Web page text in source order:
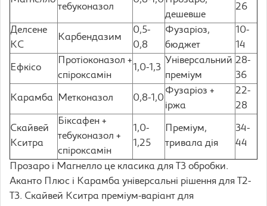
тебуконазол
дешевше
26
Делсене
КС
Карбендазим
0,5-
0,8
Фузаріоз,
бюджет
10-
14
Ефкісо
Протіоконазол +
спіроксамін
1,0-1,3
Універсальний
преміум
28-
36
Карамба Метконазол 0,8-1,0
Фузаріоз +
іржа
22-
28
Скайвей
Кситра
Біксафен +
тебуконазол +
спіроксамін
1,0-
1,25
Преміум,
тривала дія
34-
44
Прозаро і Магнелло це класика для Т3 обробки.
Аканто Плюс і Карамба універсальні рішення для Т2-
Т3. Скайвей Кситра преміум-варіант для